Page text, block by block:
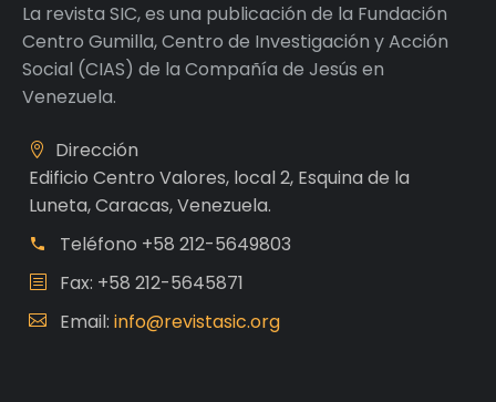
La revista SIC, es una publicación de la Fundación
Centro Gumilla, Centro de Investigación y Acción
Social (CIAS) de la Compañía de Jesús en
Venezuela.
Dirección
Edificio Centro Valores, local 2, Esquina de la
Luneta, Caracas, Venezuela.
Teléfono +58 212-5649803
Fax: +58 212-5645871
Email: info@revistasic.org